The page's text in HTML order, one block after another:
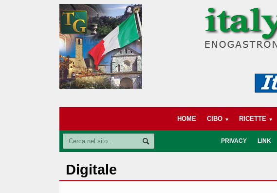
HOME CIBO RICETTE
PRIVACY LINK
Digitale